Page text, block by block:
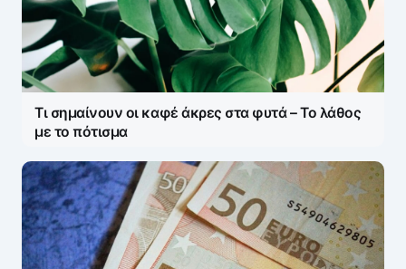
Τι σημαίνουν οι καφέ άκρες στα φυτά – Το λάθος
με το πότισμα